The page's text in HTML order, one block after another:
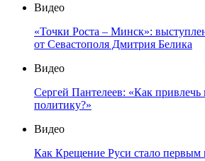
Видео
«Точки Роста – Минск»:
от Севастополя Дмитрия Белика
Видео
Сергей Пантелеев: «Как привлечь
политику?»
Видео
Как Крещение Руси стало